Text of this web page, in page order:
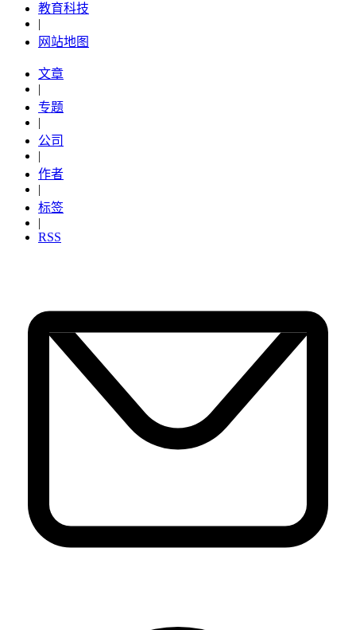
教育科技
|
网站地图
文章
|
专题
|
公司
|
作者
|
标签
|
RSS